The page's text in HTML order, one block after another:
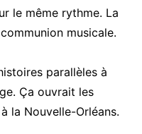
le même rythme. La
musicale.
parallèles à
Ça ouvrait les
la Nouvelle-Orléans.